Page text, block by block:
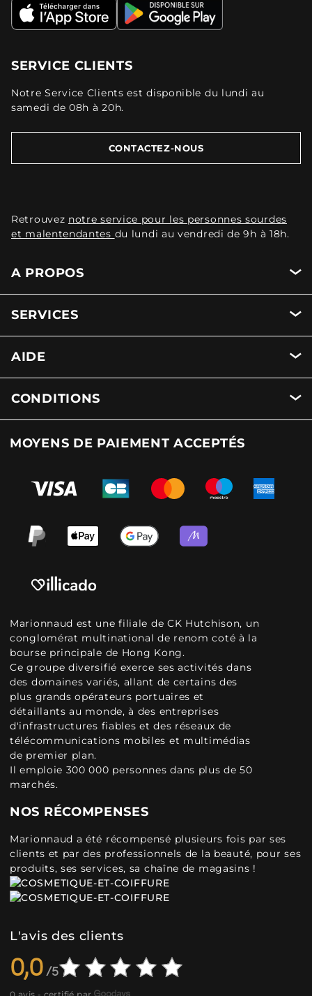
SERVICE CLIENTS
Notre Service Clients est disponible du lundi au
samedi de 08h à 20h.
CONTACTEZ-NOUS
Retrouvez notre service pour les personnes sourdes
et malentendantes du lundi au vendredi de 9h à 18h.
A PROPOS
SERVICES
AIDE
CONDITIONS
MOYENS DE PAIEMENT ACCEPTÉS
Marionnaud est une filiale de CK Hutchison, un
conglomérat multinational de renom coté à la
bourse principale de Hong Kong.
Ce groupe diversifié exerce ses activités dans
des domaines variés, allant de certains des
plus grands opérateurs portuaires et
détaillants au monde, à des entreprises
d'infrastructures fiables et des réseaux de
télécommunications mobiles et multimédias
de premier plan.
Il emploie 300 000 personnes dans plus de 50
marchés.
NOS RÉCOMPENSES
Marionnaud a été récompensé plusieurs fois par ses
clients et par des professionnels de la beauté, pour ses
produits, ses services, sa chaîne de magasins !
L'avis des clients
0,0